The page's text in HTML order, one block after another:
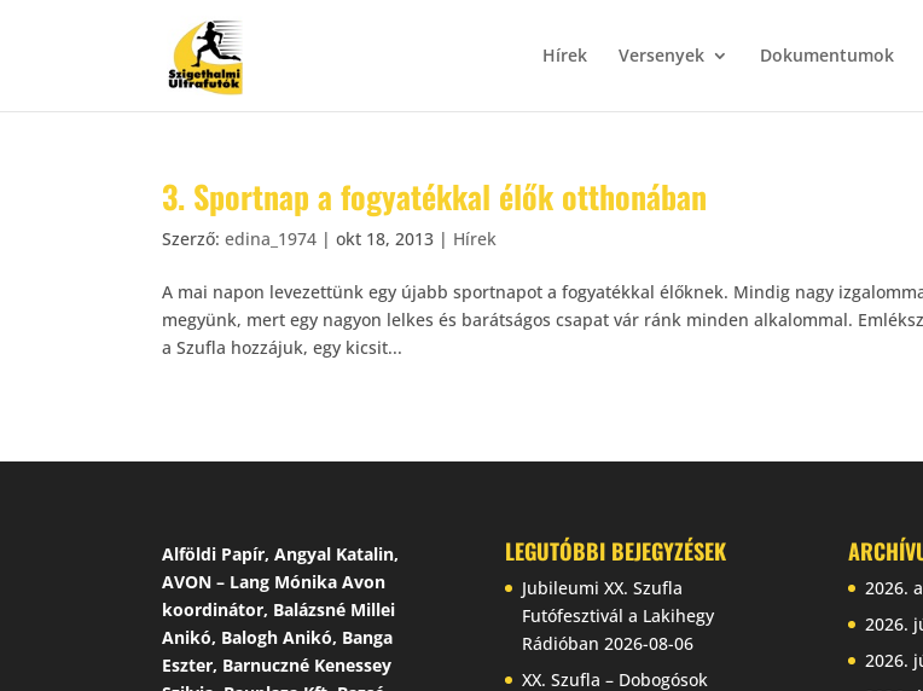
Hírek Versenyek Dokumentumok
3. Sportnap a fogyatékkal élők otthonában
Szerző:edina_1974 |okt 18, 2013 | Hírek
A mai napon levezettünk egy újabb sportnapot a fogyatékkal élőknek. Mindig nagy
megyünk, mert egy nagyon lelkes és barátságos csapat vár ránk minden alkalommal.
a Szufla hozzájuk, egy kicsit...
Alföldi Papír, Angyal Katalin,
AVON – Lang Mónika Avon
koordinátor, Balázsné Millei
Anikó, Balogh Anikó, Banga
Eszter, Barnuczné Kenessey
LEGUTÓBBI BEJEGYZÉSEK
Jubileumi XX. Szufla
Futófesztivál a Lakihegy
Rádióban 2026-08-06
XX. Szufla – Dobogósok
2026.
2026.
2026.